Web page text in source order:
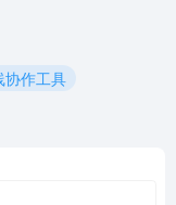
协作工具